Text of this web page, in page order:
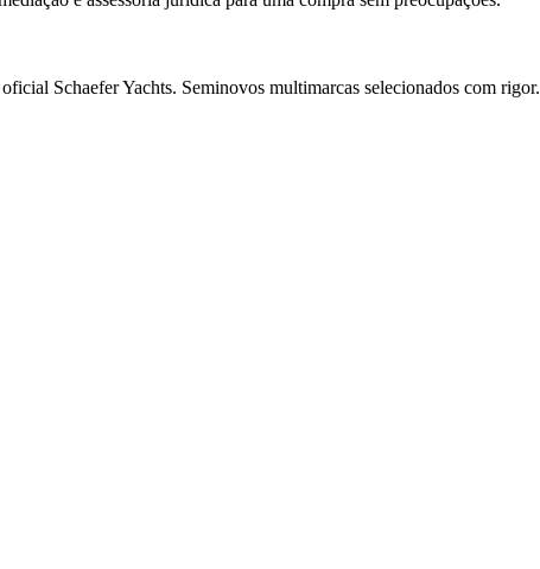
Schaefer Yachts. Seminovos multimarcas selecionados com rigor.